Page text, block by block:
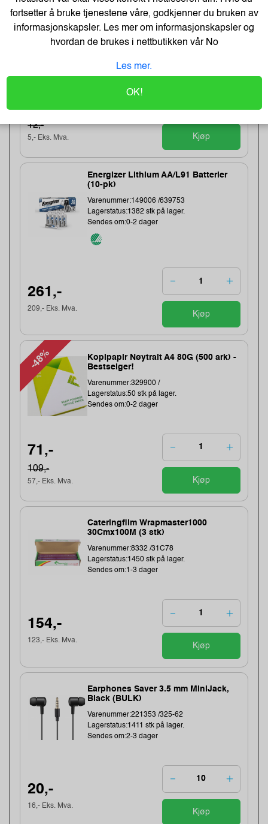
-48%
BATH GEL 300 ml - LET`S CHANGE
OUR LIFE
Varenummer:184283 /BathGEL-300-ml
Sendes om:0-2 dager
6,-
12,-
5,- Eks. Mva. Kjøp
Energizer Lithium AA/L91 Batterier
(10-pk)
Varenummer:149006 /639753
Lagerstatus:1382 stk på lager.
Sendes om:0-2 dager
261,-
209,- Eks. Mva.
Kjøp
-48%
Kopipapir Nøytralt A4 80G (500 ark) -
Bestselger!
Varenummer:329900 /
Lagerstatus:50 stk på lager.
Sendes om:0-2 dager
71,-
109,-
57,- Eks. Mva. Kjøp
Cateringfilm Wrapmaster1000
30Cmx100M (3 stk)
Varenummer:8332 /31C78
Lagerstatus:1450 stk på lager.
Sendes om:1-3 dager
154,-
123,- Eks. Mva.
Kjøp
Earphones Saver 3.5 mm MiniJack,
Black (BULK)
Varenummer:221353 /325-62
Lagerstatus:1411 stk på lager.
Sendes om:2-3 dager
20,-
16,- Eks. Mva.
Kjøp
fortsetter å bruke tjenestene våre, godkjenner du bruken av
informasjonskapsler. Les mer om informasjonskapsler og
hvordan de brukes i nettbutikken vårNo
Les mer.
OK!